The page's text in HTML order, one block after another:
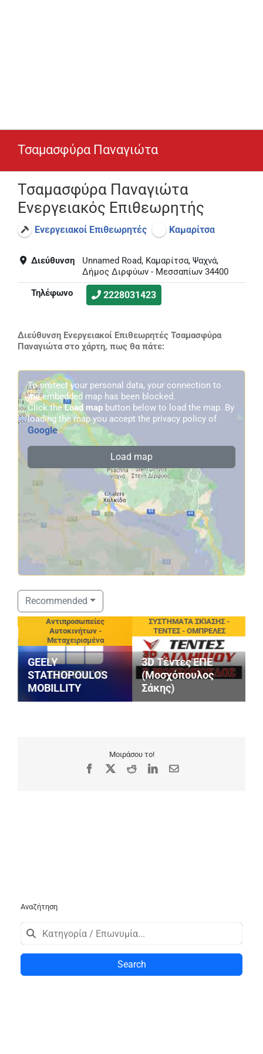
Τσαμασφύρα Παναγιώτα
Τσαμασφύρα Παναγιώτα
Ενεργειακός Επιθεωρητής
Ενεργειακοί Επιθεωρητές Καμαρίτσα
Διεύθυνση
Unnamed Road, Καμαρίτσα, Ψαχνά,
Δήμος Διρφύων - Μεσσαπίων 34400
Τηλέφωνο
2228031423
Διεύθυνση Ενεργειακοί Επιθεωρητές Τσαμασφύρα
Παναγιώτα στο χάρτη, πως θα πάτε:
To protect your personal data, your connection to
the embedded map has been blocked.
Click theLoad map button below to load the map. By
loading the map you accept the privacy policy of
Google.
Load map
Recommended
Αντιπροσωπείες
Αυτοκινήτων -
Μεταχειρισμένα
GEELY
STATHOPOULOS
MOBILLITY
ΣΥΣΤΉΜΑΤΑ ΣΚΊΑΣΗΣ -
ΤΕΝΤΕΣ - ΟΜΠΡΕΛΕΣ
3D Τέντες ΕΠΕ
(Μοσχόπουλος
Σάκης)
Μοιράσου το!
Facebook RedditLinkedIn
Email
Αναζήτηση
Search